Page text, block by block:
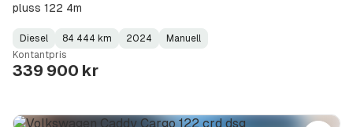
pluss 122 4m
Fuel
Type:
Diesel
Kilometerstand:
84 444 km
Model
Year:
2024
Gearbox
Type:
Manuell
Kontantpris
339 900 kr